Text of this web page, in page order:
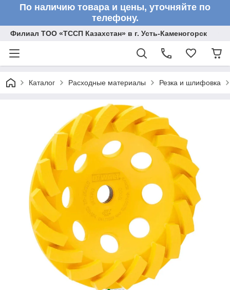
По наличию товара и цены, уточняйте по
телефону.
Филиал ТОО «ТССП Казахстан» в г. Усть-Каменогорск
Каталог Расходные материалы Резка и шлифовка